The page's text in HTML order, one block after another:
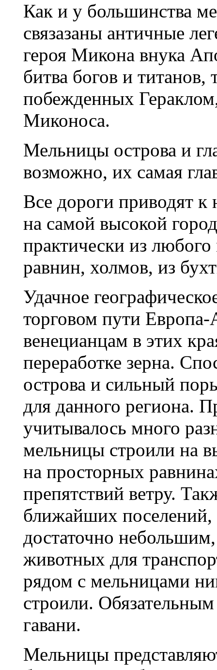
Как и у большинства
связазаны античные
героя Микона внука
битва богов и титанов,
побежденных
Миконоса.
Мельницы острова и
возможно, их самая
Все дороги приводят
на самой высокой
практически из
равнин, холмов, из
Удачное
торговом пути Европа-
венецианцам в этих
переработке зерна.
острова и сильный
для данного региона.
учитывалось много
мельницы строили на
на просторных
препятствий ветру.
ближайших
достаточно
животных для
рядом с мельницами
строили.
гавани.
Мельницы